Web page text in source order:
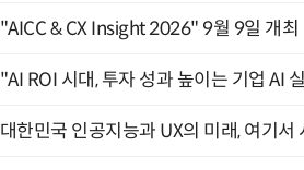
"AICC & CX Insight 2026" 9월 9일 개최
"AI ROI 시대, 투자 성과 높이는 기업 AI
대한민국 인공지능과 UX의 미래, 여기